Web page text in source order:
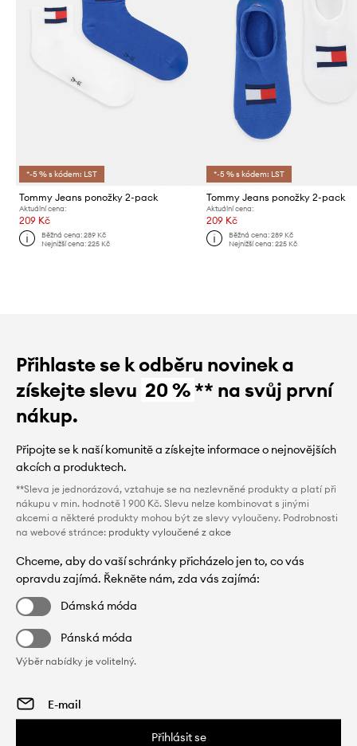
*-5 % s kódem: LST
Tommy Jeans ponožky 2-pack
Aktuální cena:
209 Kč
Běžná cena:289 Kč
Nejnižší cena:225 Kč
*-5 % s kódem: LST
Tommy Jeans ponožky 2-pack
Aktuální cena:
209 Kč
Běžná cena: 289 Kč
Nejnižší cena: 225 Kč
Přihlaste se k odběru novinek a
získejte slevu 20 %** na svůj první
nákup.
Připojte se k naší komunitě a získejte informace o nejnovějších
akcích a produktech.
**Sleva je jednorázová, vztahuje se na nezlevněné produkty a platí při
nákupu v min. hodnotě 1 900 Kč. Slevu nelze kombinovat s jinými
akcemi a některé produkty mohou být ze slevy vyloučeny. Podrobnosti
na webové stránce: produkty vyloučené z akce
Chceme, aby do vaší schránky přicházelo jen to, co vás
opravdu zajímá. Řekněte nám, zda vás zajímá:
Dámská móda
Pánská móda
Výběr nabídky je volitelný.
Přihlásit se